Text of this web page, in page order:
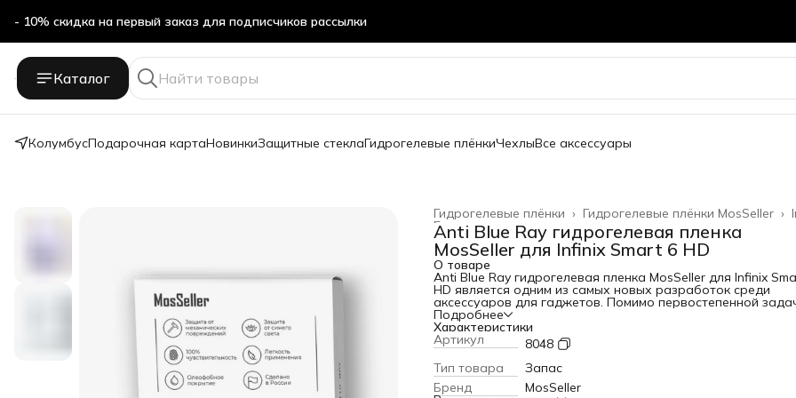
- 10% скидка на первый заказ для подписчиков рассылки
Бесплатная доставка в ПВЗ Яндекс Маркет
Каталог
КолумбусПодарочная картаНовинкиЗащитные стеклаГидрогелевые плёнкиЧехлыВсе аксессуары
Гидрогелевые плёнки MosSeller ›
Гидрогелевые плёнки ›
Главная ›
Anti Blue Ray гидрогелевая пленка
MosSeller для Infinix Smart 6 HD
О товаре
Anti Blue Ray гидрогелевая пленка MosSeller для Infinix
HD является одним из самых новых разработок среди
аксессуаров для гаджетов. Помимо первостепенной
защиты экрана от сколов и царапин, гидрогелевая пленка
Blue Ray блокирует высокоэнергетический
синий свет, который вреден для глаз. Для создания этого
изделия используется качественный полимерный материал
высокой прочностью. За счет этого она защищает
появления царапин и потертостей. Среди главных
преимуществ этого материала: - устойчивость к
Подробнее
Характеристики
Артикул
8048
Тип товара
Запас
Бренд
MosSeller